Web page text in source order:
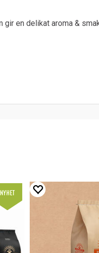
gir en delikat aroma &